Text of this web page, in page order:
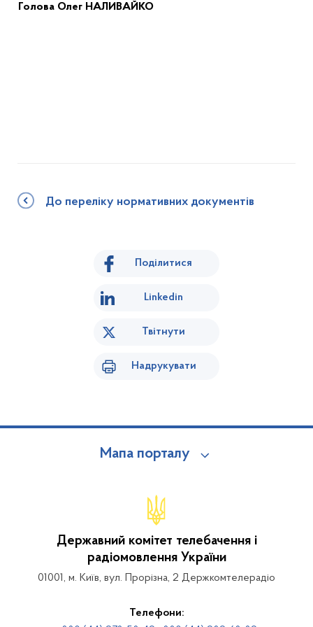
Голова Олег НАЛИВАЙКО
До переліку нормативних документів
Поділитися
Linkedin
Твітнути
Надрукувати
Мапа порталу
Державний комітет телебачення і
радіомовлення України
01001, м. Київ, вул. Прорізна, 2 Держкомтелерадіо
Телефони: